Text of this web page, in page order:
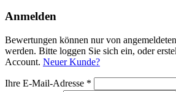
Anmelden
Bewertungen können nur von
werden. Bitte loggen Sie sich ein, oder
Account. Neuer Kunde?
Ihre E-Mail-Adresse *